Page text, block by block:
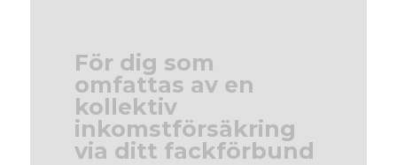
För dig som
omfattas av en
kollektiv
inkomstförsäkring
via ditt fackförbund